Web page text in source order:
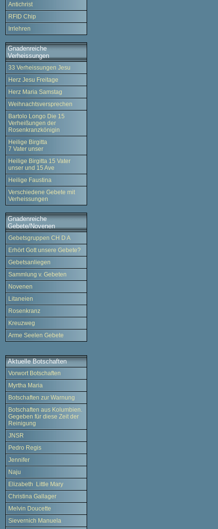
Antichrist
RFID Chip
Irrlehren
Gnadenreiche
Verheissungen
33 Verheissungen Jesu
Herz Jesu Freitage
Herz Maria Samstag
Weihnachtsversprechen
Bartolo Longo Die 15
Verheißungen der
Rosenkranzkönigin
Heilige Birgitta
7 Vater unser
Heilige Birgitta 15 Vater
unser und 15 Ave
Heilige Faustina
Verschiedene Gebete mit
Verheissungen
Gnadenreiche
Gebete/Novenen
Gebetsgruppen CH D A
Erhört Gott unsere Gebete?
Gebetsanliegen
Sammlung v. Gebeten
Novenen
Litaneien
Rosenkranz
Kreuzweg
Arme Seelen Gebete
Aktuelle Botschaften
Vorwort Botschaften
Myrtha Maria
Botschaften zur Warnung
Botschaften aus Kolumbien.
Gegeben für diese Zeit der
Reinigung
JNSR
Pedro Regis
Jennifer
Naju
Elizabeth Little Mary
Christina Gallager
Melvin Doucette
Sievernich Manuela